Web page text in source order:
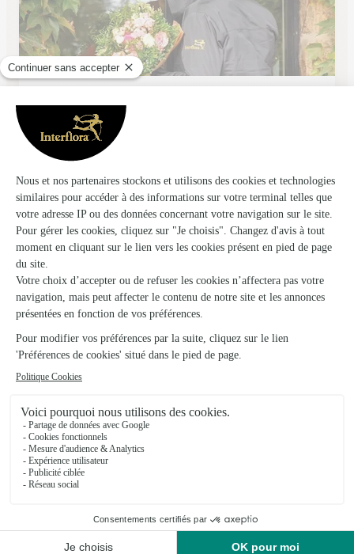
Monceau Fleurs
Billere
★★
4.5 (240)
56 route de Bayonne
Voir la boutique
Ils ont fait livrer des fleurs ou une plante à
Bastanès
★ ★
Le respect du délais et du contenu
11/03/2026
grande satisfaction
je suis toujours satisfaite des choix proposés aussi bien en